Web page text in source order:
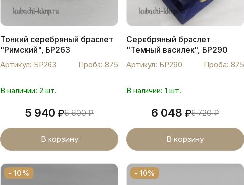
Тонкий серебряный браслет
"Римский", БР263
Артикул: БР263 Проба: 875
В наличии: 2 шт.
5 940 ₽6 600₽
В корзину
Серебряный браслет
"Темный василек", БР290
Артикул: БР290 Проба: 875
В наличии: 1 шт.
6 048 ₽6 720₽
В корзину
- 10% - 10%